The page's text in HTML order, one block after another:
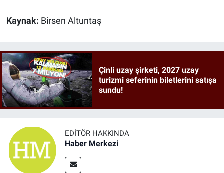
Kaynak: Birsen Altuntaş
Çinli uzay şirketi, 2027 uzay
turizmi seferinin biletlerini satışa
sundu!
EDITÖR HAKKINDA
Haber Merkezi